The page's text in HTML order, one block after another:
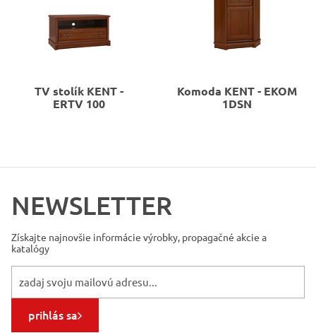
TV stolík KENT -
ERTV 100
Komoda KENT - EKOM
1DSN
NEWSLETTER
Získajte najnovšie informácie výrobky, propagačné akcie a
katalógy
prihlás sa